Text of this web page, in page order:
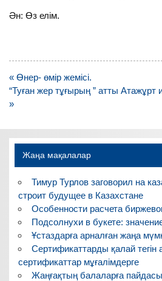
Ән: Өз елім.
Навигация
по
записям
« Өнер- өмір жемісі.
“Туған жер тұғырың ” атты
»
Жаңа мақалалар
Тимур Турлов заговорил на
строит будущее в Казахстане
Особенности расчета
Подсолнухи в букете:
Ұстаздарға арналған жаңа
Сертификаттарды қалай тегін
сертификаттар мұғалімдерге
Жаңғақтың балаларға